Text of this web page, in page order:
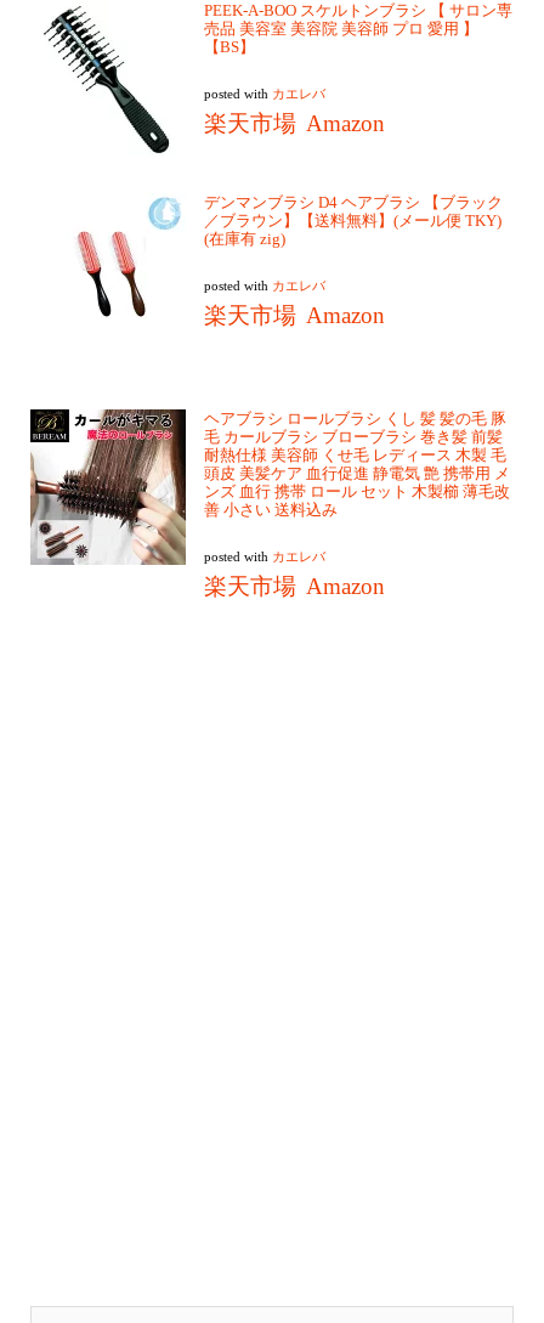
PEEK-A-BOO スケルトンブラシ 【 サロン専
売品 美容室 美容院 美容師 プロ 愛用 】
【BS】
posted with カエレバ
楽天市場 Amazon
デンマンブラシ D4 ヘアブラシ 【ブラック
／ブラウン】【送料無料】(メール便 TKY)
(在庫有 zig)
posted with カエレバ
楽天市場 Amazon
ヘアブラシ ロールブラシ くし 髪 髪の毛 豚
毛 カールブラシ ブローブラシ 巻き髪 前髪
耐熱仕様 美容師 くせ毛 レディース 木製 毛
頭皮 美髪ケア 血行促進 静電気 艶 携帯用 メ
ンズ 血行 携帯 ロール セット 木製櫛 薄毛改
善 小さい 送料込み
posted with カエレバ
楽天市場 Amazon